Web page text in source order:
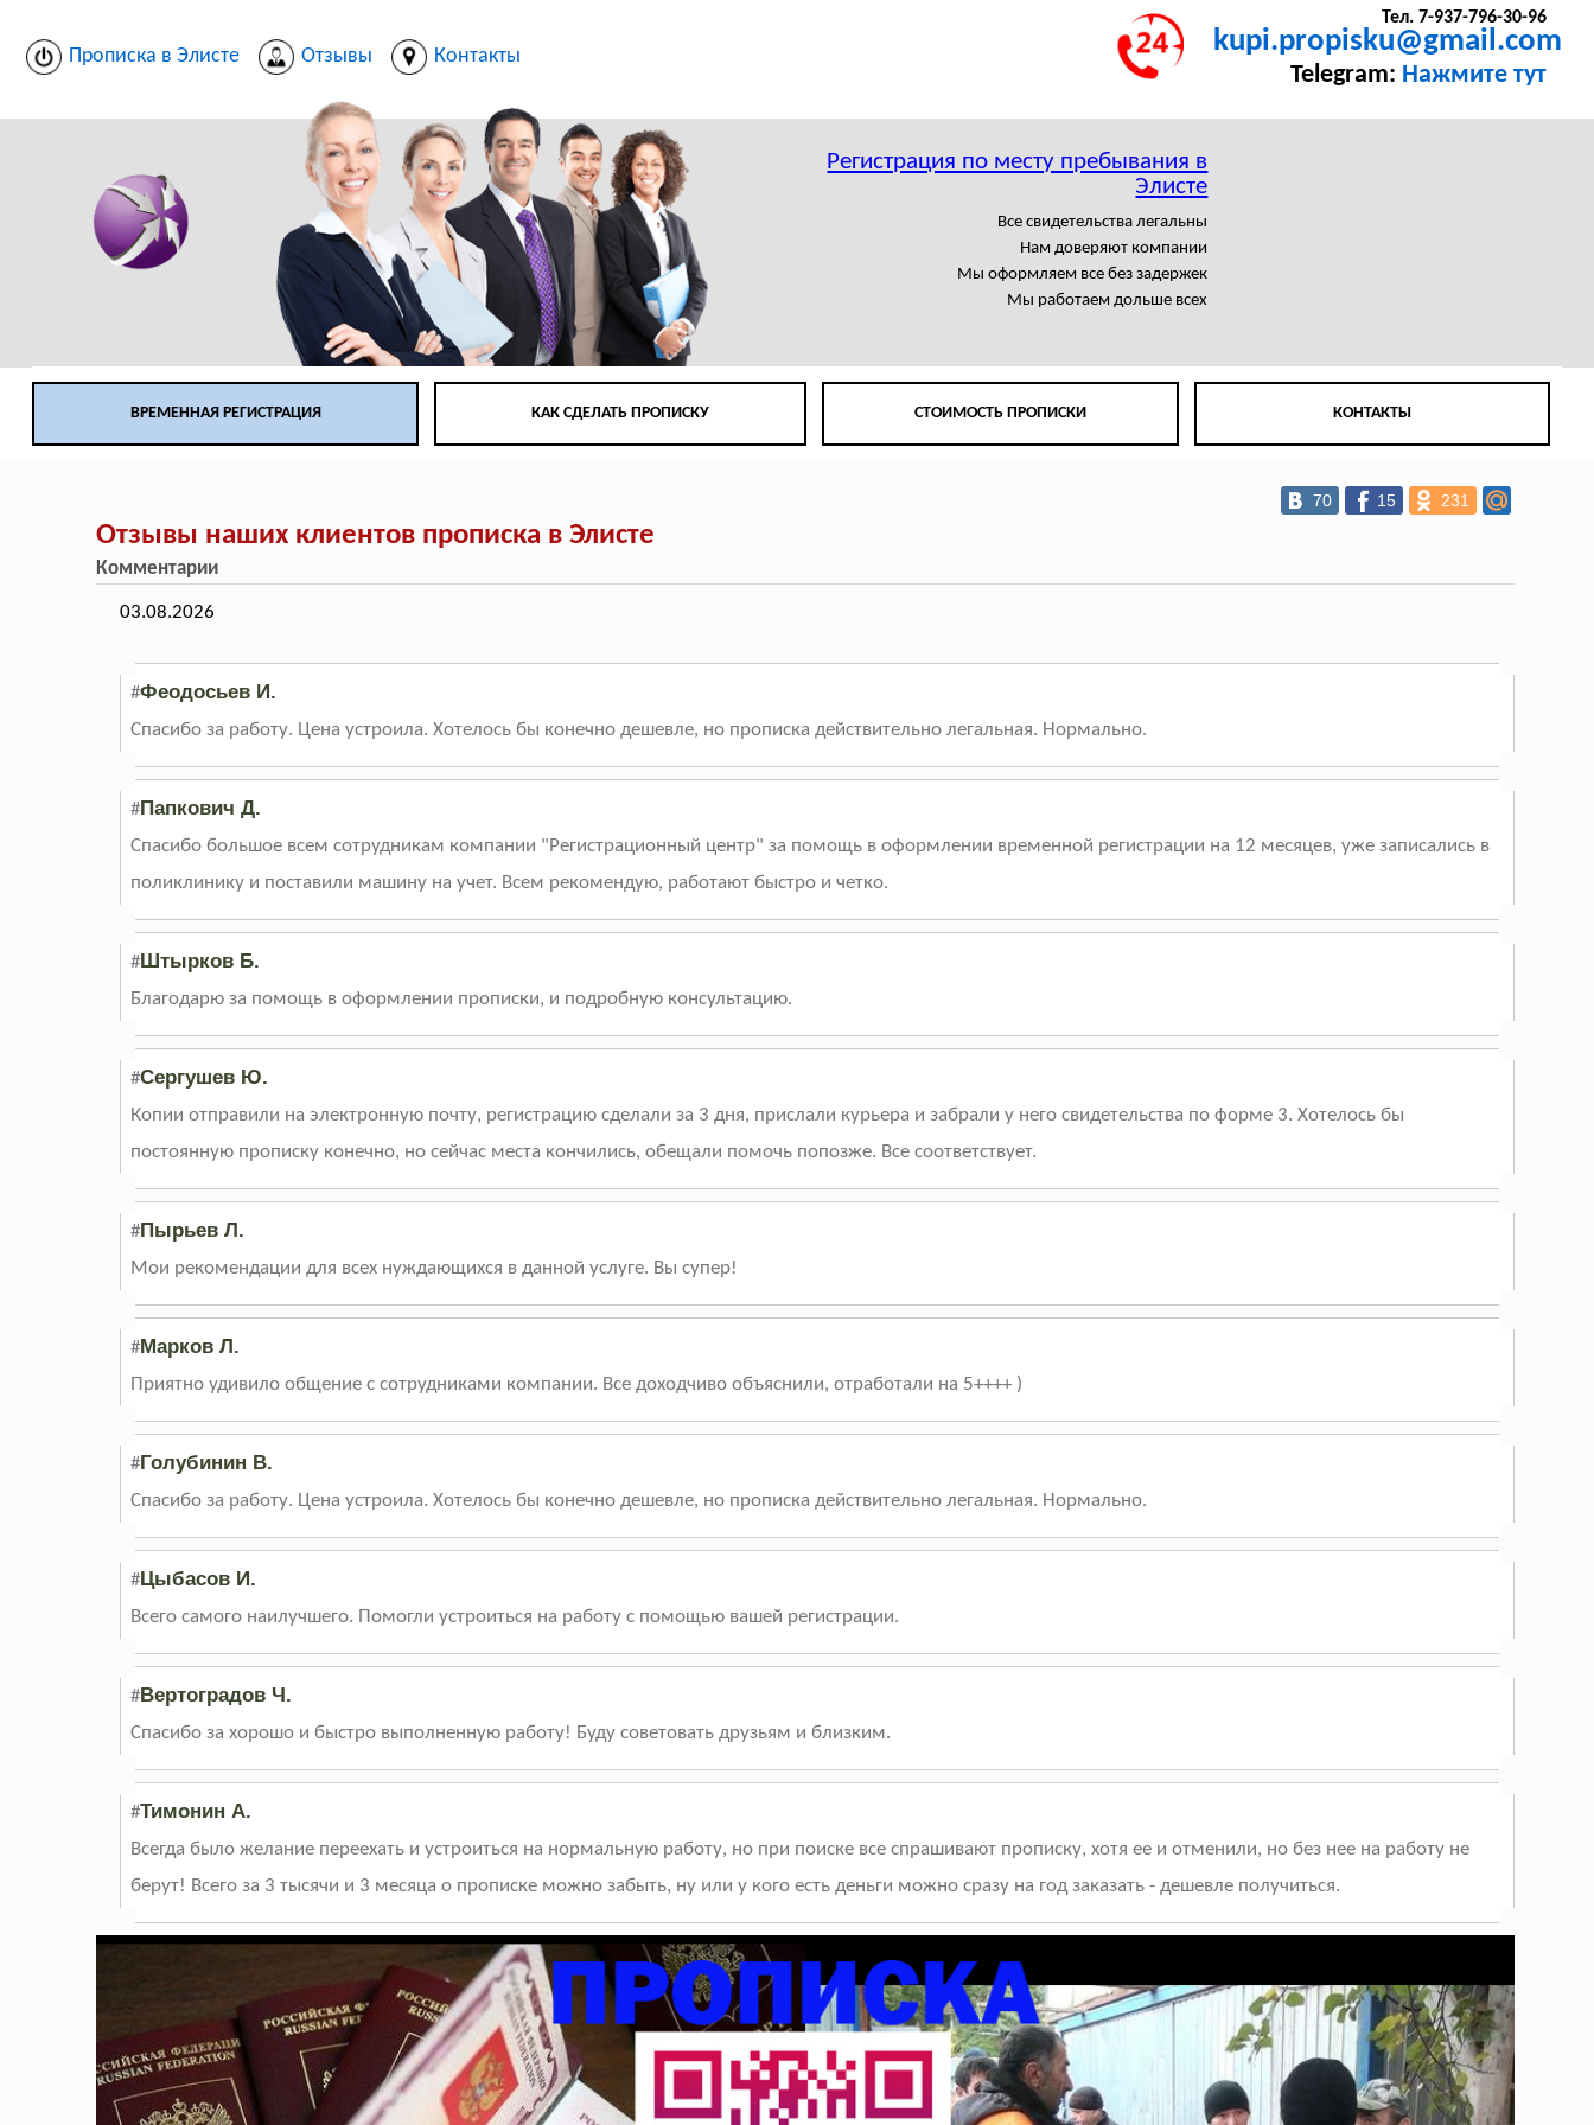
Прописка в Элисте Отзывы Контакты
Тел. 7-937-796-30-96
kupi.propisku@gmail.com
Telegram: Нажмите тут
Регистрация по месту пребывания в
Элисте
Все свидетельства легальны
Нам доверяют компании
Мы оформляем все без задержек
Мы работаем дольше всех
ВРЕМЕННАЯ РЕГИСТРАЦИЯ КАК СДЕЛАТЬ ПРОПИСКУ СТОИМОСТЬ ПРОПИСКИ КОНТАКТЫ
70 15 231
Отзывы наших клиентов прописка в Элисте
Комментарии
03.08.2026
#Феодосьев И.
Спасибо за работу. Цена устроила. Хотелось бы конечно дешевле, но прописка действительно легальная. Нормально.
#Папкович Д.
Спасибо большое всем сотрудникам компании "Регистрационный центр" за помощь в оформлении временной регистрации на 12 месяцев, уже записались в
поликлинику и поставили машину на учет. Всем рекомендую, работают быстро и четко.
#Штырков Б.
Благодарю за помощь в оформлении прописки, и подробную консультацию.
#Сергушев Ю.
Копии отправили на электронную почту, регистрацию сделали за 3 дня, прислали курьера и забрали у него свидетельства по форме 3. Хотелось бы
постоянную прописку конечно, но сейчас места кончились, обещали помочь попозже. Все соответствует.
#Пырьев Л.
Мои рекомендации для всех нуждающихся в данной услуге. Вы супер!
#Марков Л.
Приятно удивило общение с сотрудниками компании. Все доходчиво объяснили, отработали на 5++++ )
#Голубинин В.
Спасибо за работу. Цена устроила. Хотелось бы конечно дешевле, но прописка действительно легальная. Нормально.
#Цыбасов И.
Всего самого наилучшего. Помогли устроиться на работу с помощью вашей регистрации.
#Вертоградов Ч.
Спасибо за хорошо и быстро выполненную работу! Буду советовать друзьям и близким.
#Тимонин А.
Всегда было желание переехать и устроиться на нормальную работу, но при поиске все спрашивают прописку, хотя ее и отменили, но без нее на работу не
берут! Всего за 3 тысячи и 3 месяца о прописке можно забыть, ну или у кого есть деньги можно сразу на год заказать - дешевле получиться.